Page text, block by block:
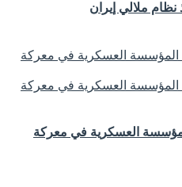
نظام ملالي إيران
العسكرية في معركة